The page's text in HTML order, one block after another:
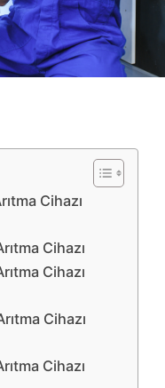
Cihazı
Cihazı
Cihazı
Cihazı
Cihazı